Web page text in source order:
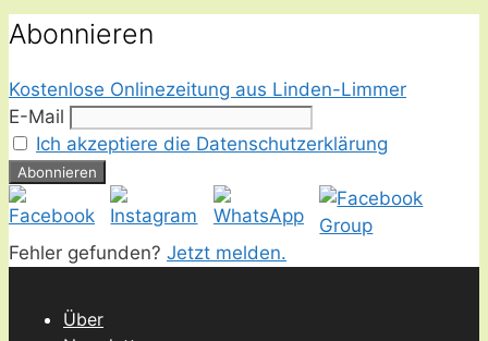
Abonnieren
Kostenlose Onlinezeitung aus Linden-Limmer
E-Mail
Ich akzeptiere die Datenschutzerklärung
Fehler gefunden? Jetzt melden.
Über